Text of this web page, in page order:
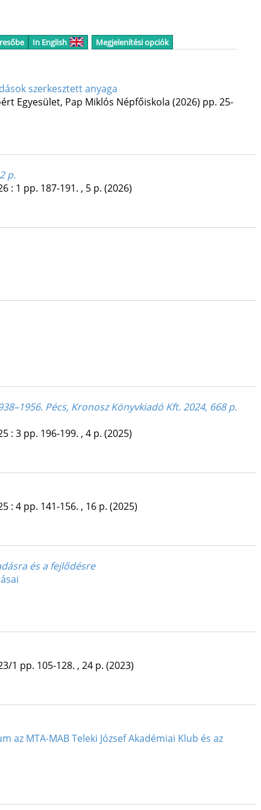
In English Megjelenítési opciók
szerkesztett anyaga
Egyesület, Pap Miklós Népfőiskola (2026) pp. 25-
p.
: 1 pp. 187-191. , 5 p. (2026)
Pécs, Kronosz Könyvkiadó Kft. 2024, 668 p.
: 3 pp. 196-199. , 4 p. (2025)
: 4 pp. 141-156. , 16 p. (2025)
és a fejlődésre
1 pp. 105-128. , 24 p. (2023)
MTA-MAB Teleki József Akadémiai Klub és az